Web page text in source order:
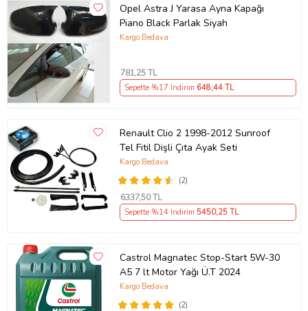
Opel Astra J Yarasa Ayna Kapağı
Piano Black Parlak Siyah
Kargo Bedava
781,25 TL
Sepette %17 İndirim 648,44 TL
Renault Clio 2 1998-2012 Sunroof
Tel Fitil Dişli Çıta Ayak Seti
(2)
Kargo Bedava
6337,50 TL
Sepette %14 İndirim 5450,25 TL
Castrol Magnatec Stop-Start 5W-30
A5 7 lt Motor Yağı Ü.T 2024
(2)
Kargo Bedava